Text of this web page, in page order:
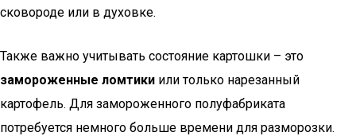
сковороде или в духовке.
Также важно учитывать состояние картошки – это
замороженные ломтики или только нарезанный
картофель. Для замороженного полуфабриката
потребуется немного больше времени для разморозки.